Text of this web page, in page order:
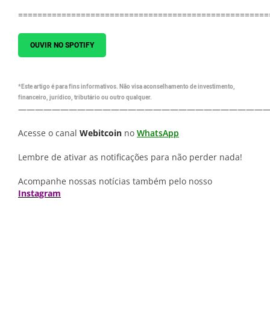
OUVIR NO SPOTIFY
*Este artigo é para fins informativos. Não visa aconselhamento de investimento,
financeiro, jurídico, tributário ou outro qualquer.
Acesse o canal Webitcoin no WhatsApp
Lembre de ativar as notificações para não perder nada!
Acompanhe nossas notícias também pelo nosso
Instagram